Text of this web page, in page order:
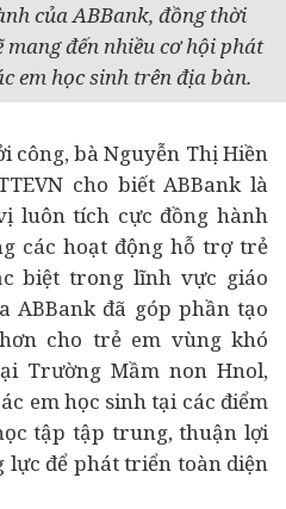
của ABBank, đồng thời
đến nhiều cơ hội phát
em học sinh trên địa bàn.
công, bà Nguyễn Thị Hiền
cho biết ABBank là
luôn tích cực đồng hành
các hoạt động hỗ trợ trẻ
biệt trong lĩnh vực giáo
ABBank đã góp phần tạo
cho trẻ em vùng khó
Trường Mầm non Hnol,
em học sinh tại các điểm
tập tập trung, thuận lợi
lực để phát triển toàn diện